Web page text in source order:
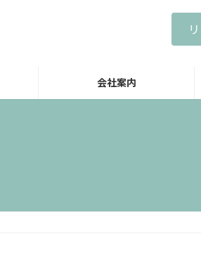
会社案内